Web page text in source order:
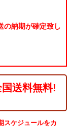
の納期が確定致し
国送料無料!
スケジュールをカ